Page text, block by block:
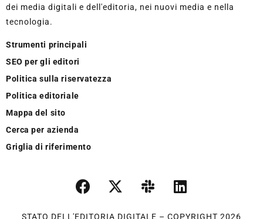
dei media digitali e dell'editoria, nei nuovi media e nella
tecnologia.
Strumenti principali
SEO per gli editori
Politica sulla riservatezza
Politica editoriale
Mappa del sito
Cerca per azienda
Griglia di riferimento
STATO DELL'EDITORIA DIGITALE – COPYRIGHT 2026